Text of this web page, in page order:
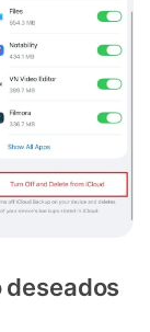
deseados